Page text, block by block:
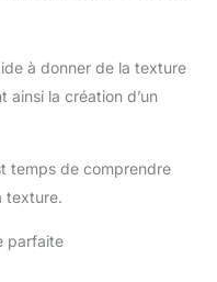
à donner de la texture
la création d’un
temps de comprendre
texture.
parfaite